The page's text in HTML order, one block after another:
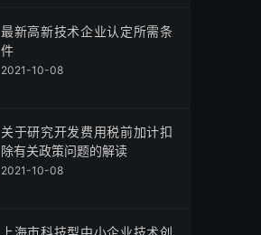
最新高新技术企业认定所需条
件
2021-10-08
关于研究开发费用税前加计扣
除有关政策问题的解读
2021-10-08
上海市科技型中小企业技术创